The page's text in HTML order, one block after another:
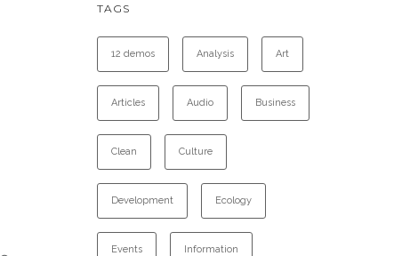
TAGS
12 demos Analysis Art
Articles Audio Business
Clean Culture
Development Ecology
Events Information